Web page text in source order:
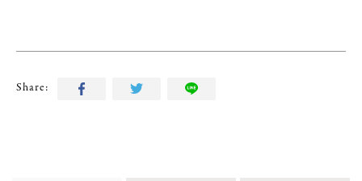
Share: